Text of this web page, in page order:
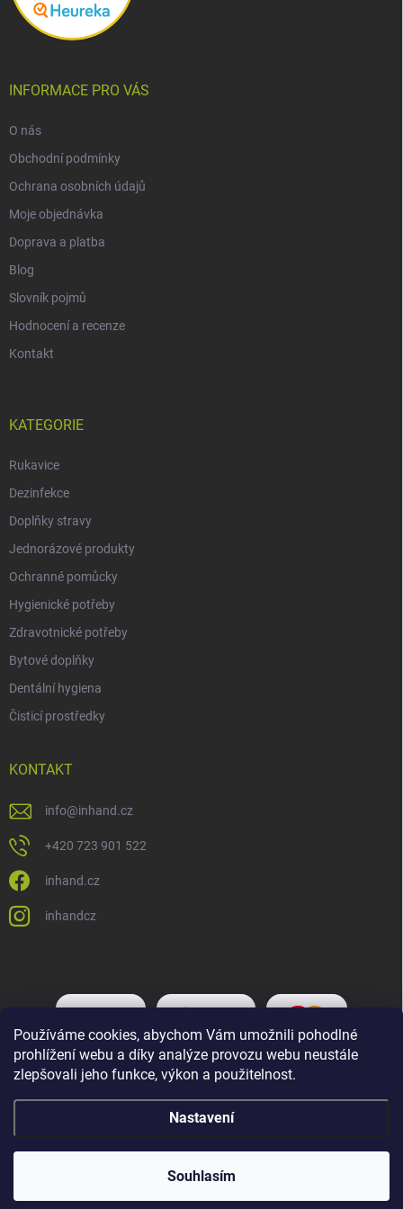
Používáme cookies, abychom Vám umožnili pohodlné
prohlížení webu a díky analýze provozu webu neustále
zlepšovali jeho funkce, výkon a použitelnost.
Nastavení
Souhlasím
INFORMACE PRO VÁS
O nás
Obchodní podmínky
Ochrana osobních údajů
Moje objednávka
Doprava a platba
Blog
Slovník pojmů
Hodnocení a recenze
Kontakt
KATEGORIE
Rukavice
Dezinfekce
Doplňky stravy
Jednorázové produkty
Ochranné pomůcky
Hygienické potřeby
Zdravotnické potřeby
Bytové doplňky
Dentální hygiena
Čisticí prostředky
KONTAKT
info@inhand.cz
+420 723 901 522
inhand.cz
inhandcz
Copyright 2026Inhand.cz. Všechna práva vyhrazena.Upravit nastavení
cookies